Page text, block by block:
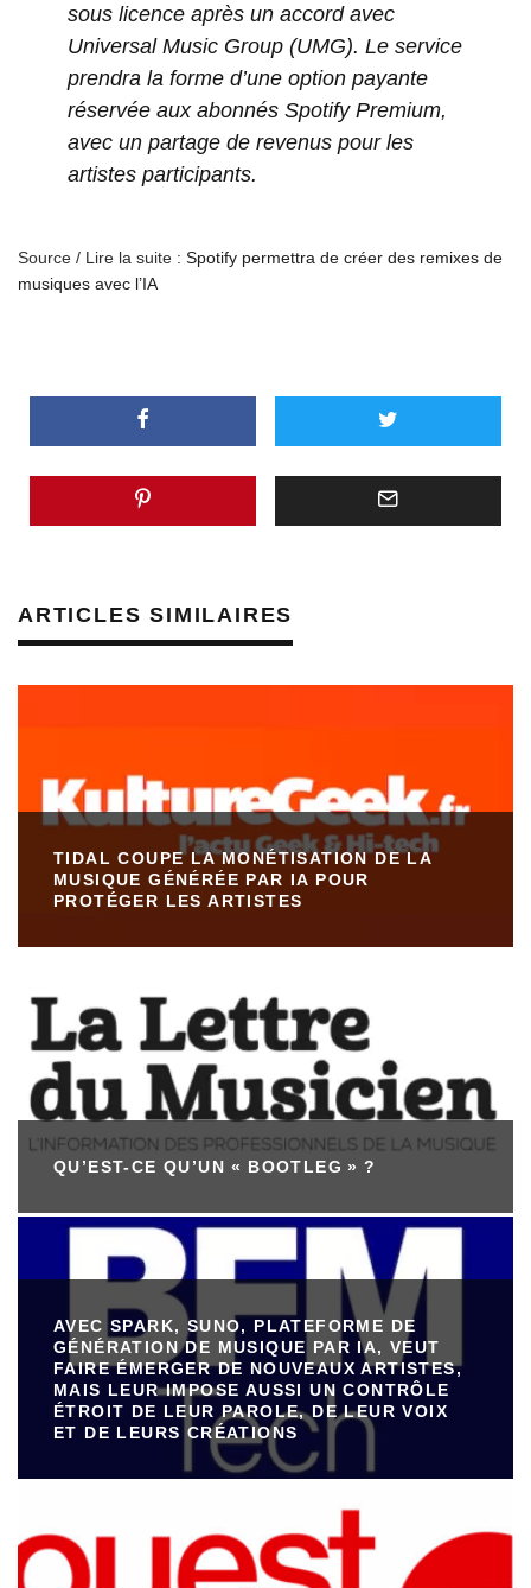
sous licence après un accord avec
Universal Music Group (UMG). Le service
prendra la forme d’une option payante
réservée aux abonnés Spotify Premium,
avec un partage de revenus pour les
artistes participants.
Source / Lire la suite : Spotify permettra de créer des remixes de
musiques avec l’IA
ARTICLES SIMILAIRES
TIDAL COUPE LA MONÉTISATION DE LA
MUSIQUE GÉNÉRÉE PAR IA POUR
PROTÉGER LES ARTISTES
QU’EST-CE QU’UN « BOOTLEG » ?
AVEC SPARK, SUNO, PLATEFORME DE
GÉNÉRATION DE MUSIQUE PAR IA, VEUT
FAIRE ÉMERGER DE NOUVEAUX ARTISTES,
MAIS LEUR IMPOSE AUSSI UN CONTRÔLE
ÉTROIT DE LEUR PAROLE, DE LEUR VOIX
ET DE LEURS CRÉATIONS